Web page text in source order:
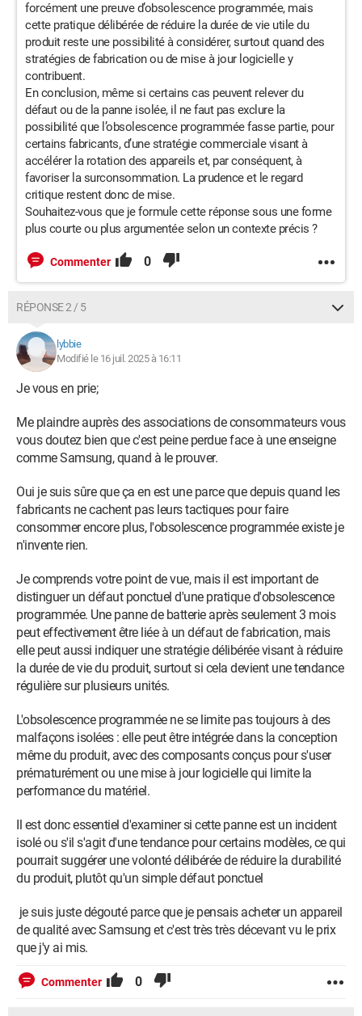
forcément une preuve d’obsolescence programmée, mais
cette pratique délibérée de réduire la durée de vie utile du
produit reste une possibilité à considérer, surtout quand des
stratégies de fabrication ou de mise à jour logicielle y
contribuent.
En conclusion, même si certains cas peuvent relever du
défaut ou de la panne isolée, il ne faut pas exclure la
possibilité que l’obsolescence programmée fasse partie, pour
certains fabricants, d’une stratégie commerciale visant à
accélérer la rotation des appareils et, par conséquent, à
favoriser la surconsommation. La prudence et le regard
critique restent donc de mise.
Souhaitez-vous que je formule cette réponse sous une forme
plus courte ou plus argumentée selon un contexte précis ?
Commenter 0
RÉPONSE 2 / 5
lybbie
Modifié le 16 juil. 2025 à 16:11
Je vous en prie;
Me plaindre auprès des associations de consommateurs vous
vous doutez bien que c'est peine perdue face à une enseigne
comme Samsung, quand à le prouver.
Oui je suis sûre que ça en est une parce que depuis quand les
fabricants ne cachent pas leurs tactiques pour faire
consommer encore plus, l'obsolescence programmée existe je
n'invente rien.
Je comprends votre point de vue, mais il est important de
distinguer un défaut ponctuel d'une pratique d'obsolescence
programmée. Une panne de batterie après seulement 3 mois
peut effectivement être liée à un défaut de fabrication, mais
elle peut aussi indiquer une stratégie délibérée visant à réduire
la durée de vie du produit, surtout si cela devient une tendance
régulière sur plusieurs unités.
L'obsolescence programmée ne se limite pas toujours à des
malfaçons isolées : elle peut être intégrée dans la conception
même du produit, avec des composants conçus pour s'user
prématurément ou une mise à jour logicielle qui limite la
performance du matériel.
Il est donc essentiel d'examiner si cette panne est un incident
isolé ou s'il s'agit d'une tendance pour certains modèles, ce qui
pourrait suggérer une volonté délibérée de réduire la durabilité
du produit, plutôt qu'un simple défaut ponctuel
je suis juste dégouté parce que je pensais acheter un appareil
de qualité avec Samsung et c'est très très décevant vu le prix
que j'y ai mis.
Commenter 0